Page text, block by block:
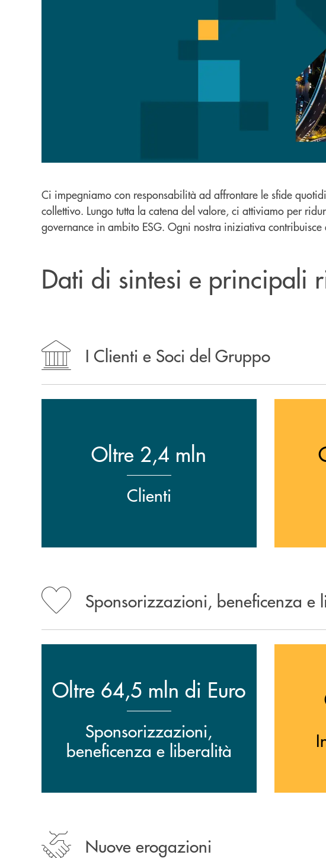
Ci impegniamo con responsabilità ad affrontare le sfide
collettivo. Lungo tutta la catena del valore, ci attiviamo per
governance in ambito ESG. Ogni nostra iniziativa
Dati di sintesi e principali
I Clienti e Soci del Gruppo
Oltre 2,4 mln
Clienti
Sponsorizzazioni, beneficenza e
Oltre 64,5 mln di Euro
Sponsorizzazioni,
beneficenza e liberalità
Nuove erogazioni